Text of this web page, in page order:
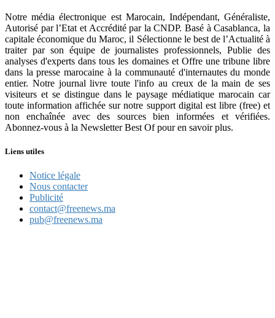
Notre média électronique est Marocain, Indépendant, Généraliste,
Autorisé par l’Etat et Accrédité par la CNDP. Basé à Casablanca, la
capitale économique du Maroc, il Sélectionne le best de l’Actualité à
traiter par son équipe de journalistes professionnels, Publie des
analyses d'experts dans tous les domaines et Offre une tribune libre
dans la presse marocaine à la communauté d'internautes du monde
entier. Notre journal livre toute l'info au creux de la main de ses
visiteurs et se distingue dans le paysage médiatique marocain car
toute information affichée sur notre support digital est libre (free) et
non enchaînée avec des sources bien informées et vérifiées.
Abonnez-vous à la Newsletter Best Of pour en savoir plus.
Liens utiles
Notice légale
Nous contacter
Publicité
contact@freenews.ma
pub@freenews.ma